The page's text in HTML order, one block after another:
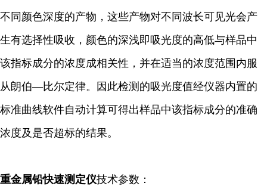
不同颜色深度的产物，这些产物对不同波长可见光会产
生有选择性吸收，颜色的深浅即吸光度的高低与样品中
该指标成分的浓度成相关性，并在适当的浓度范围内服
从朗伯—比尔定律。因此检测的吸光度值经仪器内置的
标准曲线软件自动计算可得出样品中该指标成分的准确
浓度及是否超标的结果。
重金属铅快速测定仪技术参数：